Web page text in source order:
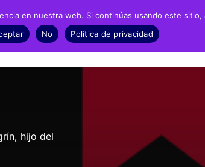
Recursos Noticias
ESO y
hijo del
en nuestra web. Si continúas usando este
No Política de privacidad